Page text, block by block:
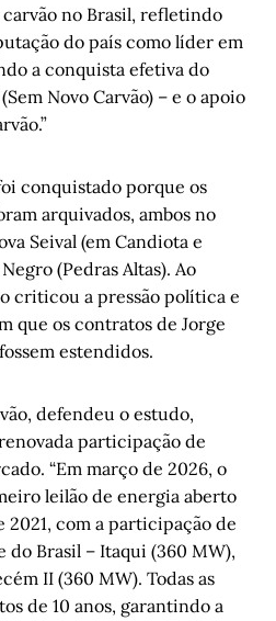
no Brasil, refletindo
do país como líder em
a conquista efetiva do
Novo Carvão) – e o apoio
conquistado porque os
arquivados, ambos no
Seival (em Candiota e
(Pedras Altas). Ao
criticou a pressão política e
que os contratos de Jorge
estendidos.
defendeu o estudo,
participação de
“Em março de 2026, o
leilão de energia aberto
2021, com a participação de
do Brasil – Itaqui (360 MW),
II (360 MW). Todas as
de 10 anos, garantindo a